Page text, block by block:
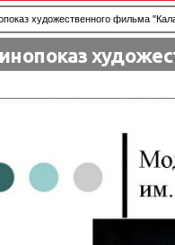
художественного фильма